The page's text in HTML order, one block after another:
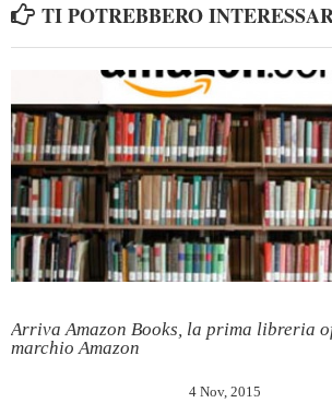
TI POTREBBERO
Arriva Amazon Books, la prima libreria
marchio Amazon
4 Nov, 2015